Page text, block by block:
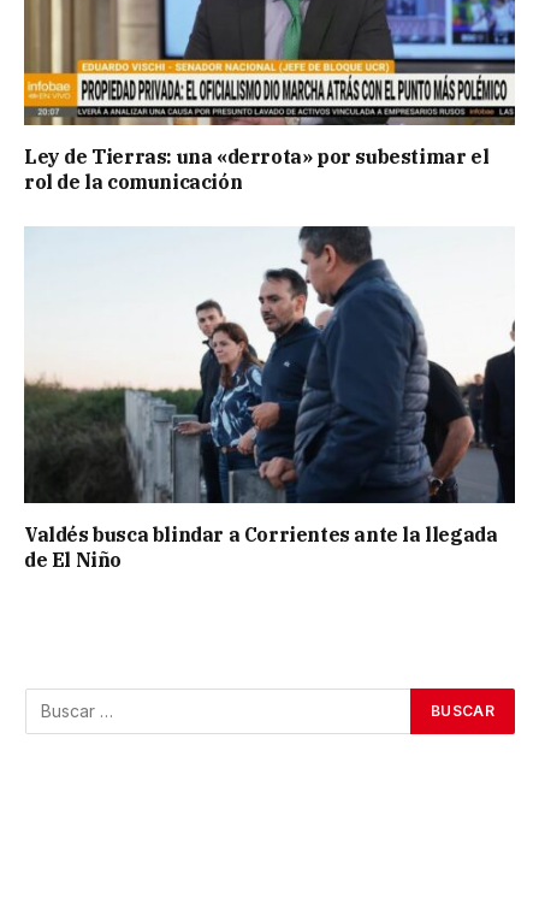
Ley de Tierras: una «derrota» por subestimar el
rol de la comunicación
Valdés busca blindar a Corrientes ante la llegada
de El Niño